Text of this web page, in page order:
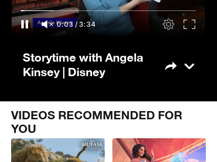
0:04/ 3:34
Storytime with Angela
Kinsey | Disney
VIDEOS RECOMMENDED FOR
YOU